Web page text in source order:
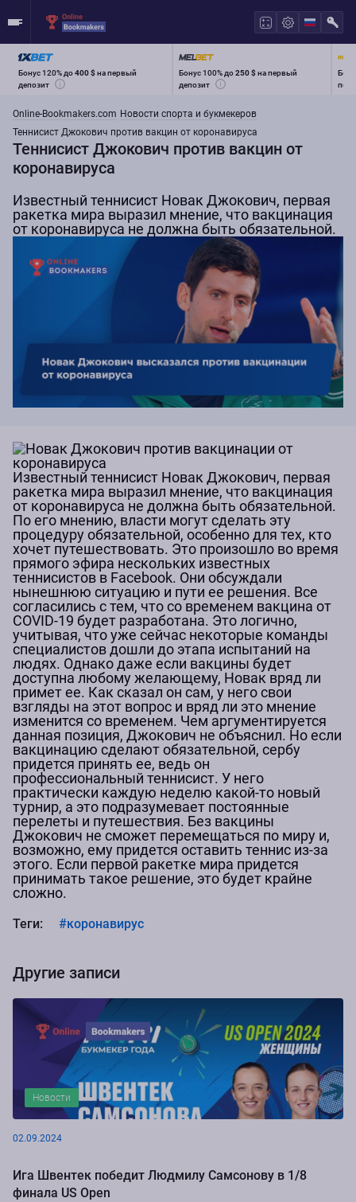
Бонус 120% до400 $на первый
депозит
Бонус 100% до250 $на первый
депозит
Online-Bookmakers.com Новости спорта и букмекеров
Теннисист Джокович против вакцин от коронавируса
Теннисист Джокович против вакцин от
коронавируса
Известный теннисист Новак Джокович, первая
ракетка мира выразил мнение, что вакцинация
от коронавируса не должна быть обязательной.
Известный теннисист Новак Джокович, первая
ракетка мира выразил мнение, что вакцинация
от коронавируса не должна быть обязательной.
По его мнению, власти могут сделать эту
процедуру обязательной, особенно для тех, кто
хочет путешествовать. Это произошло во время
прямого эфира нескольких известных
теннисистов в Facebook. Они обсуждали
нынешнюю ситуацию и пути ее решения. Все
согласились с тем, что со временем вакцина от
COVID-19 будет разработана. Это логично,
учитывая, что уже сейчас некоторые команды
специалистов дошли до этапа испытаний на
людях. Однако даже если вакцины будет
доступна любому желающему, Новак вряд ли
примет ее. Как сказал он сам, у него свои
взгляды на этот вопрос и вряд ли это мнение
изменится со временем. Чем аргументируется
данная позиция, Джокович не объяснил. Но если
вакцинацию сделают обязательной, сербу
придется принять ее, ведь он
профессиональный теннисист. У него
практически каждую неделю какой-то новый
турнир, а это подразумевает постоянные
перелеты и путешествия. Без вакцины
Джокович не сможет перемещаться по миру и,
возможно, ему придется оставить теннис из-за
этого. Если первой ракетке мира придется
принимать такое решение, это будет крайне
сложно.
Теги: #коронавирус
Другие записи
Новости
02.09.2024
Ига Швентек победит Людмилу Самсонову в 1/8
финала US Open